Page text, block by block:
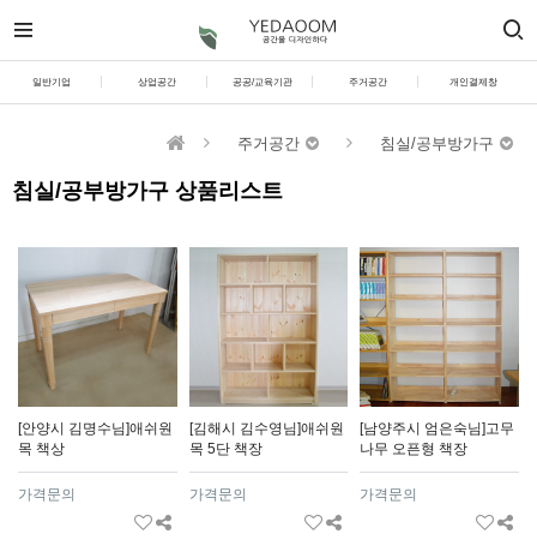
일반기업 상업공간 공공/교육기관 주거공간 개인결제창
침실/공부방가구 상품리스트
주거공간 침실/공부방가구
[안양시 김명수님]애쉬원
목 책상
가격문의
[김해시 김수영님]애쉬원
목 5단 책장
가격문의
[남양주시 엄은숙님]고무
나무 오픈형 책장
가격문의